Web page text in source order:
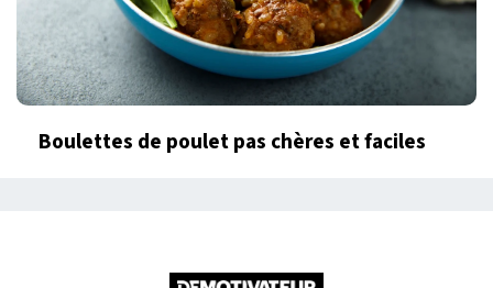
Boulettes de poulet pas chères et faciles